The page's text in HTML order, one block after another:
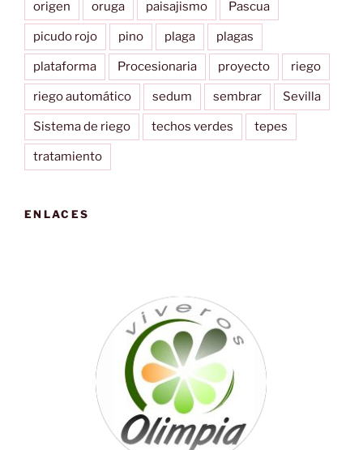
origen oruga paisajismo Pascua
picudo rojo pino plaga plagas
plataforma Procesionaria proyecto riego
riego automático sedum sembrar Sevilla
Sistema de riego techos verdes tepes
tratamiento
ENLACES